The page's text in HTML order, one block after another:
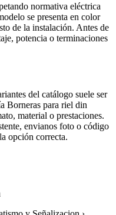
normativa eléctrica
se presenta en color
de la instalación. Antes de
potencia o terminaciones
del catálogo suele ser
Borneras para riel din
material o prestaciones.
envianos foto o código
opción correcta.